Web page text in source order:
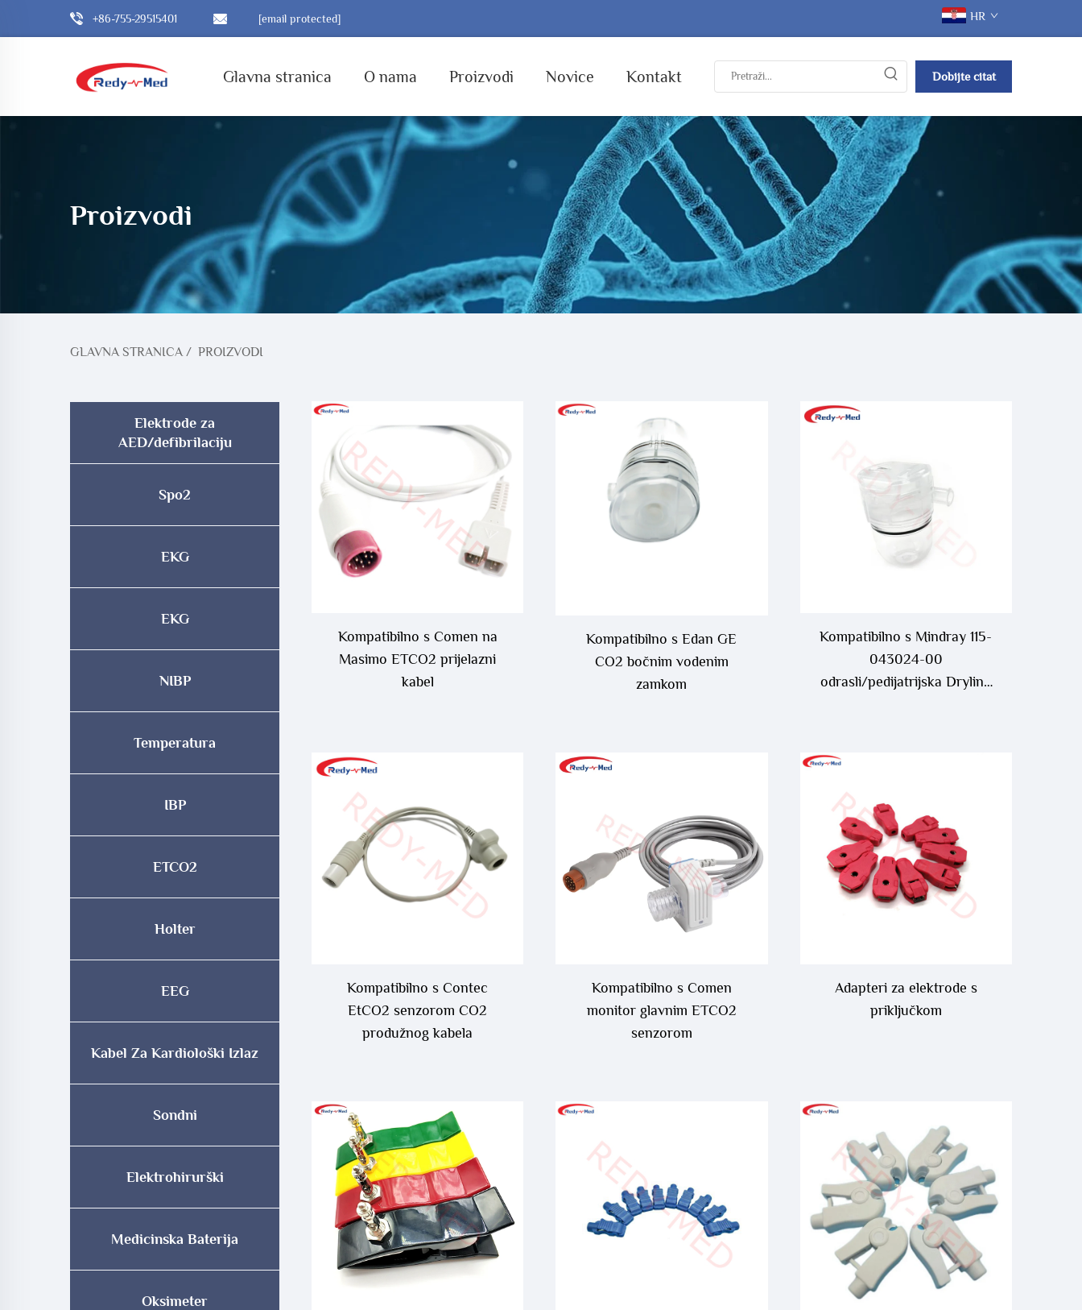
+86-755-29515401 [email protected] HR
Glavna stranica O nama Proizvodi Novice Kontakt Dobijte citat
Proizvodi
GLAVNA STRANICA/ PROIZVODI
Elektrode za
AED/defibrilaciju
Spo2
EKG
EKG
NIBP
Temperatura
IBP
ETCO2
Holter
EEG
Kabel Za Kardiološki Izlaz
Sondni
Elektrohirurški
Medicinska Baterija
Oksimeter
Kompatibilno s Comen na
Masimo ETCO2 prijelazni
kabel
Kompatibilno s Edan GE
CO2 bočnim vodenim
zamkom
Kompatibilno s Mindray 115-
043024-00
odrasli/pedijatrijska Dryline
Kompatibilno s Contec
EtCO2 senzorom CO2
produžnog kabela
Kompatibilno s Comen
monitor glavnim ETCO2
senzorom
Adapteri za elektrode s
priključkom